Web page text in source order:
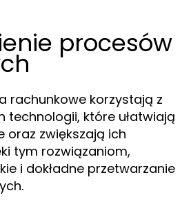
procesów
rachunkowe korzystają z
technologii, które ułatwiają
oraz zwiększają ich
tym rozwiązaniom,
i dokładne przetwarzanie